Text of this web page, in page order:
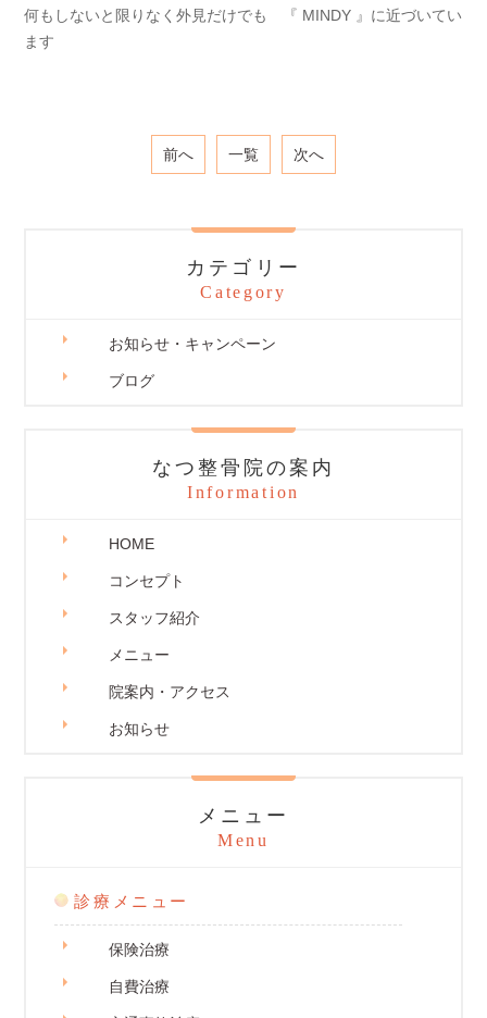
何もしないと限りなく外見だけでも 『 MINDY 』に近づいてい
ます
前へ 一覧 次へ
カテゴリー
Category
お知らせ・キャンペーン
ブログ
なつ整骨院の案内
Information
HOME
コンセプト
スタッフ紹介
メニュー
院案内・アクセス
お知らせ
メニュー
Menu
診療メニュー
保険治療
自費治療